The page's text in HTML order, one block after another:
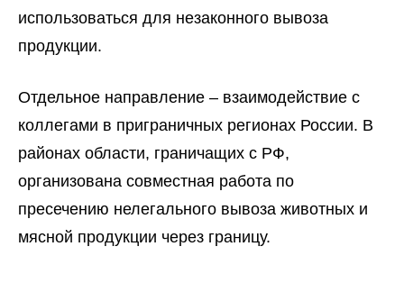
использоваться для незаконного вывоза
продукции.
Отдельное направление – взаимодействие с
коллегами в приграничных регионах России. В
районах области, граничащих с РФ,
организована совместная работа по
пресечению нелегального вывоза животных и
мясной продукции через границу.